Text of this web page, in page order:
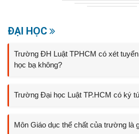
ĐẠI HỌC
Trường ĐH Luật TPHCM có xét
học bạ không?
Trường Đại học Luật TP.HCM có ký
Môn Giáo dục thể chất của trường là